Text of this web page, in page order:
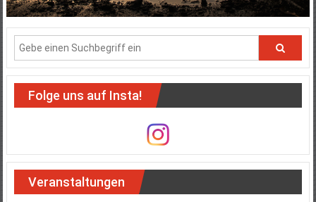
Folge uns auf Insta!
Veranstaltungen